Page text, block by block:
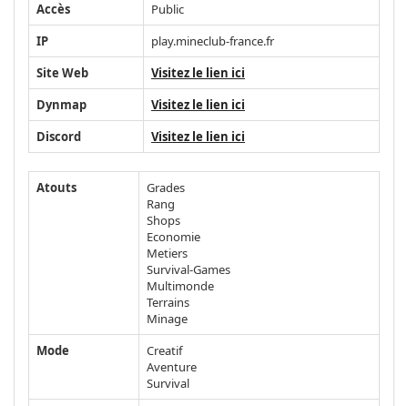
Accès
Public
IP
play.mineclub-france.fr
Site Web
Visitez le lien ici
Dynmap
Visitez le lien ici
Discord
Visitez le lien ici
Atouts
Grades
Rang
Shops
Economie
Metiers
Survival-Games
Multimonde
Terrains
Minage
Mode
Creatif
Aventure
Survival